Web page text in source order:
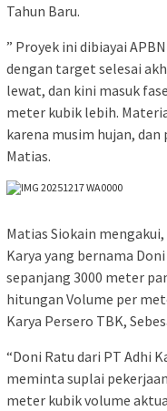
Tahun Baru.
” Proyek ini dibiayai
dengan target selesai
lewat, dan kini masuk
meter kubik lebih.
karena musim hujan,
Matias.
Matias Siokain
Karya yang bernama
sepanjang 3000 meter
hitungan Volume per
Karya Persero TBK,
“Doni Ratu dari PT Adhi
meminta suplai
meter kubik volume